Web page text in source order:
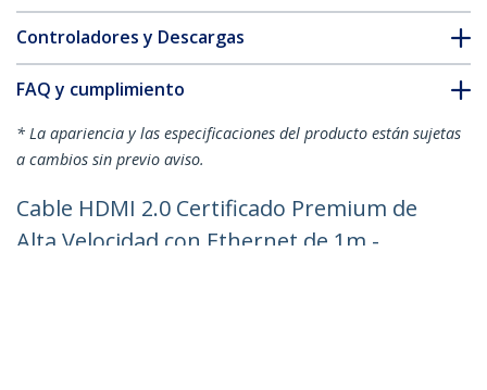
Controladores y Descargas
FAQ y cumplimiento
* La apariencia y las especificaciones del producto están sujetas
a cambios sin previo aviso.
Cable HDMI 2.0 Certificado Premium de
Alta Velocidad con Ethernet de 1m -